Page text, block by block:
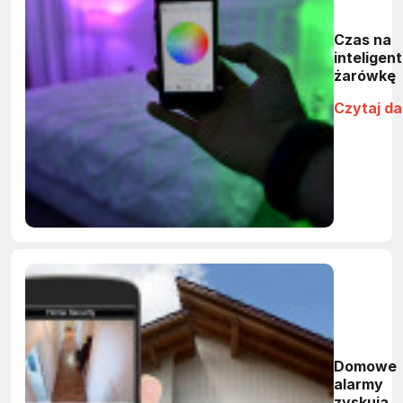
Czas na
żarówkę
Czytaj
Domowe
alarmy